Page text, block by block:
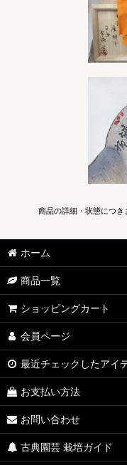
商品の詳細・状態につき
ホーム
商品一覧
ショッピングカート
会員ページ
最近チェックしたアイ
お支払い方法
お問い合わせ
古典園芸 栽培ガイド